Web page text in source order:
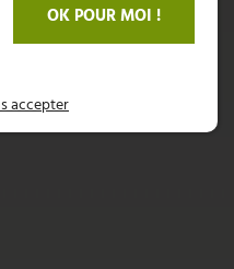
OK POUR MOI !
accepter